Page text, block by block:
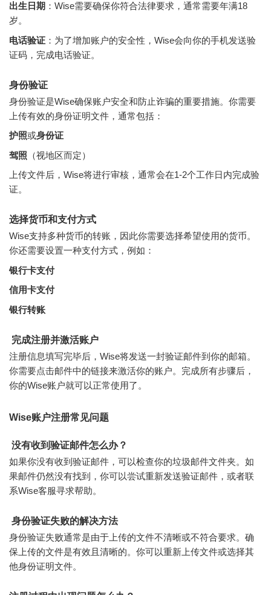
出生日期 ：Wise需要确保你符合法律要求，通常需要年满18
岁。
电话验证 ：为了增加账户的安全性，Wise会向你的手机发送验
证码，完成电话验证。
身份验证
身份验证是Wise确保账户安全和防止诈骗的重要措施。你需要
上传有效的身份证明文件，通常包括：
护照或身份证
驾照 （视地区而定）
上传文件后，Wise将进行审核，通常会在1-2个工作日内完成验
证。
选择货币和支付方式
Wise支持多种货币的转账，因此你需要选择希望使用的货币。
你还需要设置一种支付方式，例如：
银行卡支付
信用卡支付
银行转账
完成注册并激活账户
注册信息填写完毕后，Wise将发送一封验证邮件到你的邮箱。
你需要点击邮件中的链接来激活你的账户。完成所有步骤后，
你的Wise账户就可以正常使用了。
Wise账户注册常见问题
没有收到验证邮件怎么办？
如果你没有收到验证邮件，可以检查你的垃圾邮件文件夹。如
果邮件仍然没有找到，你可以尝试重新发送验证邮件，或者联
系Wise客服寻求帮助。
身份验证失败的解决方法
身份验证失败通常是由于上传的文件不清晰或不符合要求。确
保上传的文件是有效且清晰的。你可以重新上传文件或选择其
他身份证明文件。